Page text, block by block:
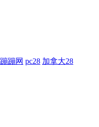
蹦蹦网 pc28 加拿大28